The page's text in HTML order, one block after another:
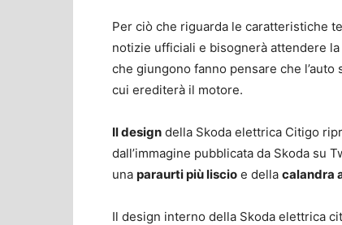
Per ciò che riguarda le caratteristiche
notizie ufficiali e bisognerà attendere la
che giungono fanno pensare che
cui erediterà il motore.
Il design della Skoda elettrica Citigo
dall’immagine pubblicata da Skoda su
una paraurti più liscio e della calandra
Il design interno della Skoda elettrica